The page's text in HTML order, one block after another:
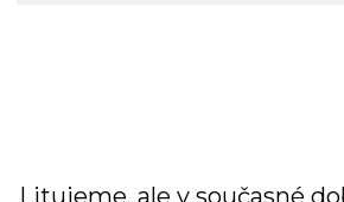
Litujeme, ale v současné